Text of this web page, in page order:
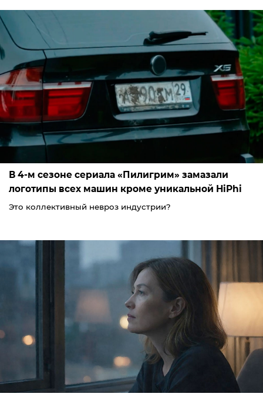
В 4-м сезоне сериала «Пилигрим» замазали
логотипы всех машин кроме уникальной HiPhi
Это коллективный невроз индустрии?